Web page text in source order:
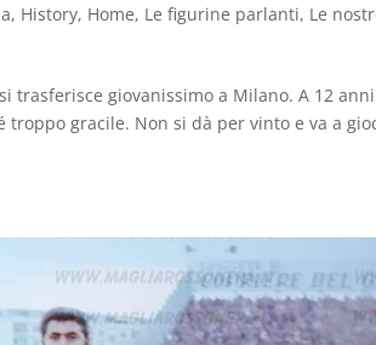
, History, Home, Le figurine parlanti, Le
trasferisce giovanissimo a Milano. A 12
gracile. Non si dà per vinto e va a